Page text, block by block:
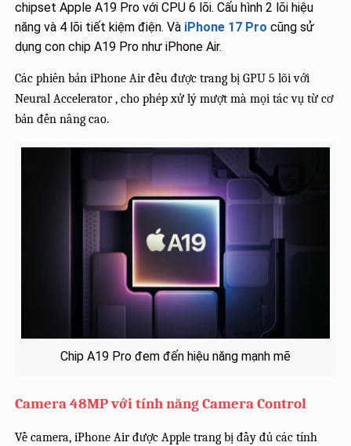
chipset Apple A19 Pro với CPU 6 lõi. Cấu hình 2 lõi hiệu
năng và 4 lõi tiết kiệm điện. Và iPhone 17 Pro cũng sử
dụng con chip A19 Pro như iPhone Air.
Các phiên bản iPhone Air đều được trang bị GPU 5 lõi với
Neural Accelerator , cho phép xử lý mượt mà mọi tác vụ từ cơ
bản đến nâng cao.
Chip A19 Pro đem đến hiệu năng mạnh mẽ
Camera 48MP với tính năng Camera Control
Về camera, iPhone Air được Apple trang bị đầy đủ các tính